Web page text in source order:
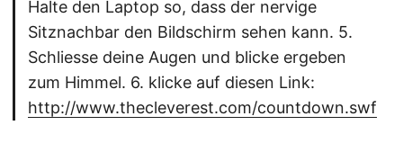
Halte den Laptop so, dass der nervige
Sitznachbar den Bildschirm sehen kann. 5.
Schliesse deine Augen und blicke ergeben
zum Himmel. 6. klicke auf diesen Link:
http://www.thecleverest.com/countdown.swf